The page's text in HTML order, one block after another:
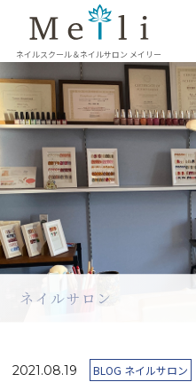
ネイルスクール＆ネイルサロン メイリー
ネイルサロン
2021.08.19 BLOG ネイルサロン